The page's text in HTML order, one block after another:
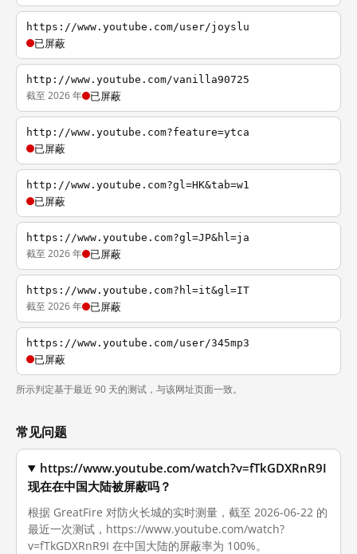
https://www.youtube.com/user/joyslu
已屏蔽
http://www.youtube.com/vanilla90725
截至 2026 年 已屏蔽
http://www.youtube.com?feature=ytca
已屏蔽
http://www.youtube.com?gl=HK&tab=w1
已屏蔽
https://www.youtube.com?gl=JP&hl=ja
截至 2026 年 已屏蔽
https://www.youtube.com?hl=it&gl=IT
截至 2026 年 已屏蔽
https://www.youtube.com/user/345mp3
已屏蔽
所示判定基于最近 90 天的测试，与该网址页面一致。
常见问题
https://www.youtube.com/watch?v=fTkGDXRnR9I
现在在中国大陆被屏蔽吗？
根据 GreatFire 对防火长城的实时测量，截至 2026-06-22 的
最近一次测试，https://www.youtube.com/watch?
v=fTkGDXRnR9I 在中国大陆的屏蔽率为 100%。